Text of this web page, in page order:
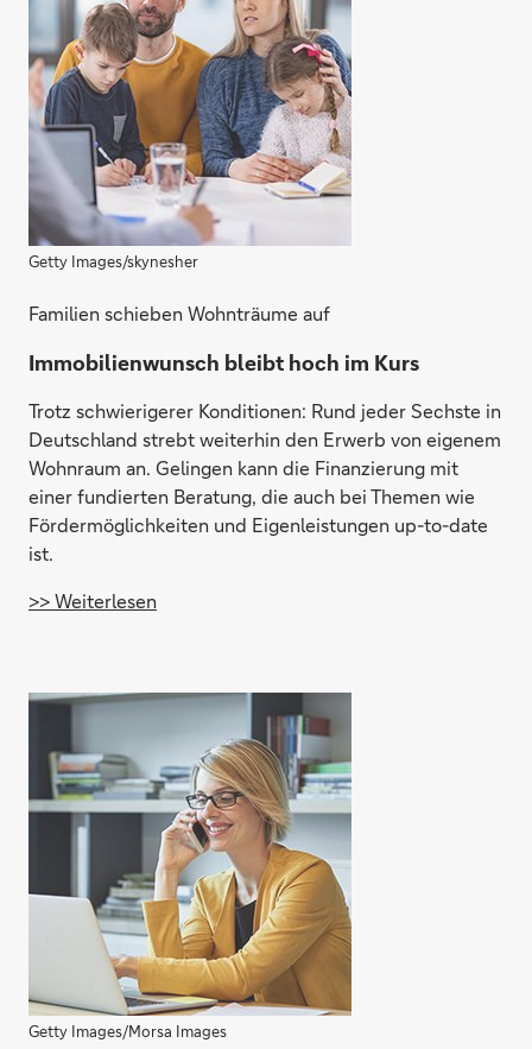
Getty Images/skynesher
Familien schieben Wohnträume auf
Immobilienwunsch bleibt hoch im Kurs
Trotz schwierigerer Konditionen: Rund jeder Sechste in
Deutschland strebt weiterhin den Erwerb von eigenem
Wohnraum an. Gelingen kann die Finanzierung mit
einer fundierten Beratung, die auch bei Themen wie
Fördermöglichkeiten und Eigenleistungen up-to-date
ist.
>> Weiterlesen
Getty Images/Morsa Images